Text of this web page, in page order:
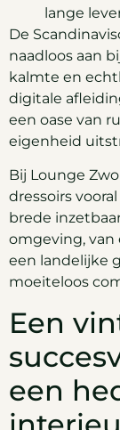
lange
De
naadloos aan
kalmte en
digitale
een oase van
eigenheid
Bij Lounge
dressoirs
brede
omgeving,
een landelijke
moeiteloos
Een
een